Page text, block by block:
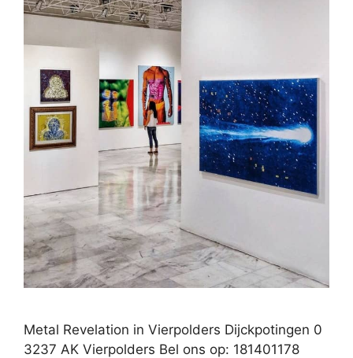
Metal Revelation in Vierpolders Dijckpotingen 0
3237 AK Vierpolders Bel ons op: 181401178